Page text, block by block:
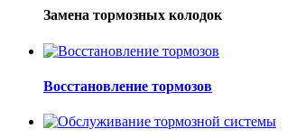
Замена тормозных колодок
Восстановление тормозов